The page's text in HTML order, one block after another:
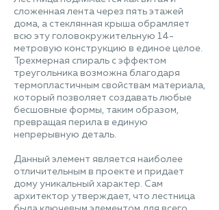
сложенная лента через пять этажей
дома, а стеклянная крыша обрамляет
всю эту головокружительную 14-
метровую конструкцию в единое целое.
Трехмерная спираль с эффектом
треугольника возможна благодаря
термопластичным свойствам материала,
который позволяет создавать любые
бесшовные формы, таким образом,
превращая перила в единую
непрерывную деталь.
Данный элемент является наиболее
отличительным в проекте и придает
дому уникальный характер. Сам
архитектор утверждает, что лестница